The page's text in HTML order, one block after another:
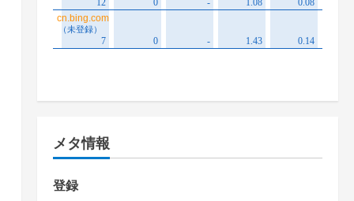
メタ情報
登録